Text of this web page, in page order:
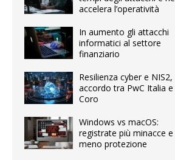
accelera l’operatività
In aumento gli attacchi
informatici al settore
finanziario
Resilienza cyber e NIS2,
accordo tra PwC Italia e
Coro
Windows vs macOS:
registrate più minacce e
meno protezione